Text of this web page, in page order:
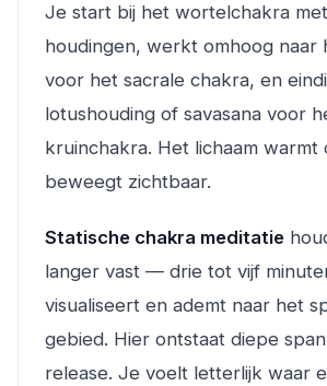
Je start bij het wortelchakra
houdingen, werkt omhoog naar
voor het sacrale chakra, en
lotushouding of savasana voor
kruinchakra. Het lichaam warmt
beweegt zichtbaar.
Statische chakra meditatie
langer vast — drie tot vijf
visualiseert en ademt naar het
gebied. Hier ontstaat diepe
release. Je voelt letterlijk waar